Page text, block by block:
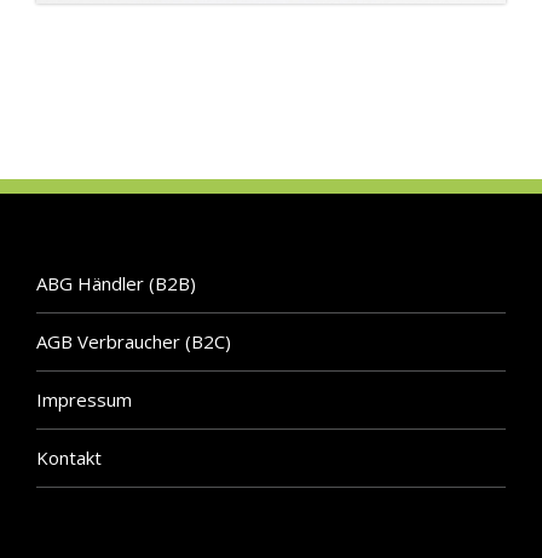
ABG Händler (B2B)
AGB Verbraucher (B2C)
Impressum
Kontakt